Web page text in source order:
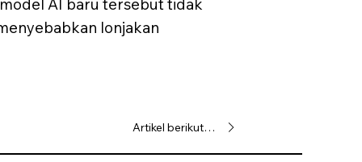
AI baru tersebut tidak
lonjakan
Artikel berikutnya